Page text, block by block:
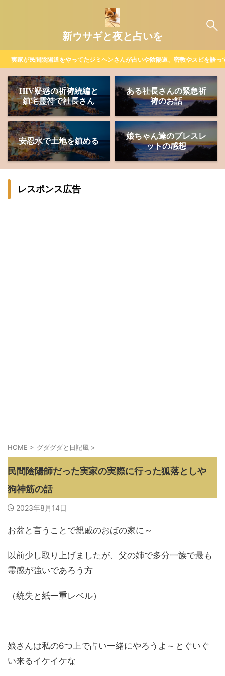
新ウサギと夜と占いを
実家が民間陰陽道をやってたジミヘンさんが占いや陰陽道、密教やスピを語
HIV疑惑の祈祷続編と
鎮宅霊符で社長さん
ある社長さんの緊急祈
祷のお話
安忍水で土地を鎮める
娘ちゃん達のブレスレ
ットの感想
レスポンス広告
HOME > グダグダと日記風 >
民間陰陽師だった実家の実際に行った狐落としや
狗神筋の話
2023年8月14日
お盆と言うことで親戚のおばの家に～
以前少し取り上げましたが、父の姉で多分一族で最も
霊感が強いであろう方
（統失と紙一重レベル）
娘さんは私の6つ上で占い一緒にやろうよ～とぐいぐ
い来るイケイケな